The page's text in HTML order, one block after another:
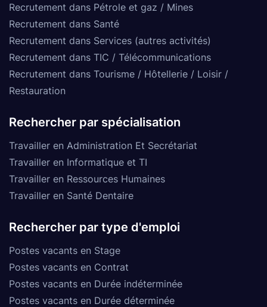
Recrutement dans Pétrole et gaz / Mines
Recrutement dans Santé
Recrutement dans Services (autres activités)
Recrutement dans TIC / Télécommunications
Recrutement dans Tourisme / Hôtellerie / Loisir /
Restauration
Rechercher par spécialisation
Travailler en Administration Et Secrétariat
Travailler en Informatique et TI
Travailler en Ressources Humaines
Travailler en Santé Dentaire
Rechercher par type d'emploi
Postes vacants en Stage
Postes vacants en Contrat
Postes vacants en Durée indéterminée
Postes vacants en Durée déterminée